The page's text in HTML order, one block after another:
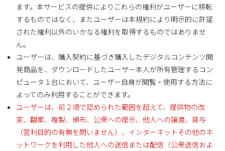
ます。本サービスの提供によりこれらの権利がユーザーに移転
するものではなく、またユーザーは本規約により明示的に許諾
された権利以外のいかなる権利を取得するものではありませ
ん。
ユーザーは、購入契約に基づき購入したデジタルコンテンツ開
発商品を、ダウンロードしたユーザー本人が所有管理するコン
ピュータ１台において、ユーザー自身が閲覧・使用する方法に
よってのみ利用することができます。
ユーザーは、前２項で認められた範囲を超えて、提供物の改
変、翻案、複製、頒布、公衆への提示、他人への譲渡、貸与
（営利目的の有無を問いません）、インターネットその他のネ
ットワークを利用した他人への送信または配信（公衆送信およ